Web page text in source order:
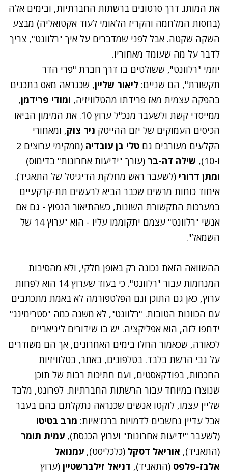
את המותג דרך סרטונים ברשתות החברתיות, ובימים אלה
(בחסות המלחמה והקריז הלאומי לעוד אקטואליה) מבצע
השקה שקטה. אבל לפני שמדברים על איך "רלוונט", צריך
לדבר על מה שעומד מאחוריו.
יוזמי "רלוונט", ששולטים בו דרך חברת "פרי הדר
תקשורת", הם שניים: ליאור שליין, שכנראה מאס בתכנים
בהפקה עצמית מאז פרידתו מהטלוויזיה, ומודי פרידמן,
ממייסדי קשת ולשעבר מנכ"ל ערוץ 10. את המימון הביאו
הכיסים העמוקים של יזם ההייטק ניר צוק, ומאחורי
הקלעים מעורבים גם טלי בן עובדיה
(ממקימי ערוצים 2
ו-10),
שילה דה-בר (עורך "ידיעות אחרונות" בדימוס)
ומתן דרורי (לשעבר ראש מחלקת הדיגיטל של התאגיד).
איחוד כוחות מרשים שכבר הביא לרעשים תת-קרקעיים
במערכות התקשורת השונות, כשהתיאור הנפוץ - גם אם
אנשי "רלוונט" עצמם יתקוממו עליו - הוא "ערוץ 14 של
השמאל".
ההשוואה הזאת נכונה רק באופן חלקי, ולא מהסיבות
המנחמות עבור "רלוונט". כי בעוד שערוץ 14 הוא לפחות
ערוץ, כאן גם התוכן וגם הפלטפורמה לא באמת מתכתבים
עם הכוונות הטובות. "רלוונט", לא משנה כמה "סטרימינג"
ידחפו לזה, הוא אפליקציה. יש בו שידורים ליניאריים
לכאורה, שכאמור החלו בימים האחרונים, אך הם משודרים
על גבי הרשת בלבד. בטלפונים, באתר, בטלוויזיות
החכמות, בפודקאסטים, ועם חתיכות רבות של תוכן
שנוצרו במיוחד עבור הרשתות החברתיות. לפרונט, מלבד
שליין עצמו, לוקטו אנשים שכנראה נתקלתם בהם בעבר
אבל עדיין נחשבים לדמויות ברנז'איות: מרב בטיטו
(לשעבר "ידיעות אחרונות" וערוץ הכנסת), עמית תומר
(התאגיד), אוריאל דסקל (כלכליסט), עמנואל
אלבז-פלפס (התאגיד), דניאל זילברשטיין (ערוץ